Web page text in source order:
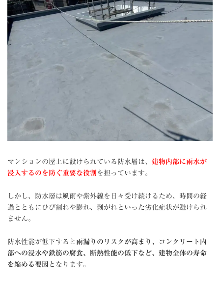
マンションの屋上に設けられている防水層は、 建物内部に雨水が
浸入するのを防ぐ重要な役割 を担っています。
しかし、防水層は風雨や紫外線を日々受け続けるため、時間の経
過とともにひび割れや膨れ、剥がれといった劣化症状が避けられ
ません。
防水性能が低下すると 雨漏りのリスクが高まり、コンクリート内
部への浸水や鉄筋の腐食、断熱性能の低下など、建物全体の寿命
を縮める要因 となります。